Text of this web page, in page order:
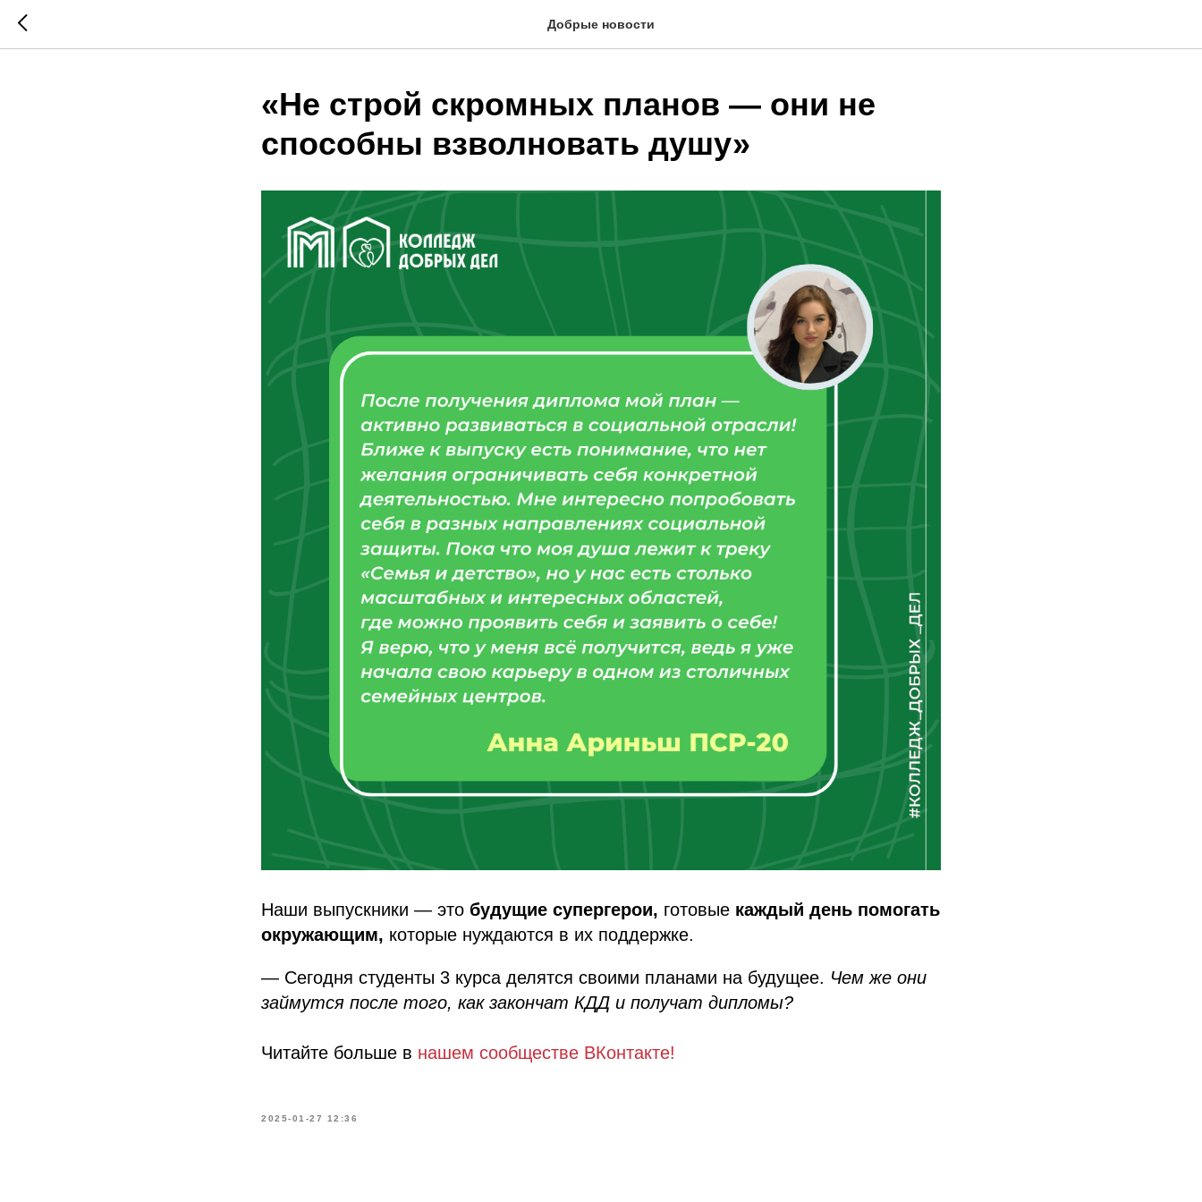
Добрые новости
«Не строй скромных планов — они не
способны взволновать душу»
Наши выпускники — это будущие супергерои, готовые каждый день помогать
окружающим, которые нуждаются в их поддержке.
— Сегодня студенты 3 курса делятся своими планами на будущее. Чем же они
займутся после того, как закончат КДД и получат дипломы?
Читайте больше в нашем сообществе ВКонтакте!
2025-01-27 12:36